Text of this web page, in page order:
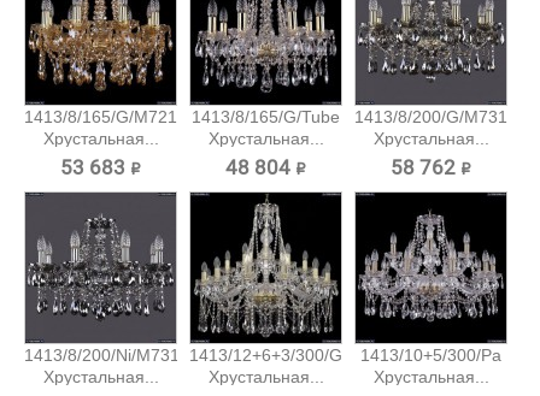
1413/8/165/G/M721
Хрустальная...
53 683 ₽
1413/8/165/G/Tube
Хрустальная...
48 804 ₽
1413/8/200/G/M731
Хрустальная...
58 762 ₽
1413/8/200/Ni/M731
Хрустальная...
1413/12+6+3/300/G
Хрустальная...
1413/10+5/300/Pa
Хрустальная...